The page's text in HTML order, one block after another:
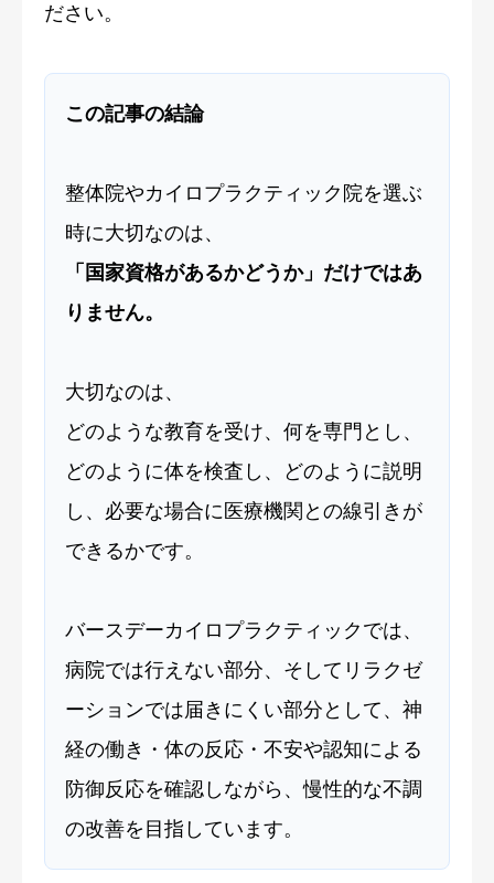
ださい。
この記事の結論
整体院やカイロプラクティック院を選ぶ
時に大切なのは、
「国家資格があるかどうか」だけではあ
りません。
大切なのは、
どのような教育を受け、何を専門とし、
どのように体を検査し、どのように説明
し、必要な場合に医療機関との線引きが
できるかです。
バースデーカイロプラクティックでは、
病院では行えない部分、そしてリラクゼ
ーションでは届きにくい部分として、神
経の働き・体の反応・不安や認知による
防御反応を確認しながら、慢性的な不調
の改善を目指しています。